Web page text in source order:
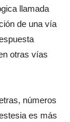
llamada
de una vía
otras vías
números
es más